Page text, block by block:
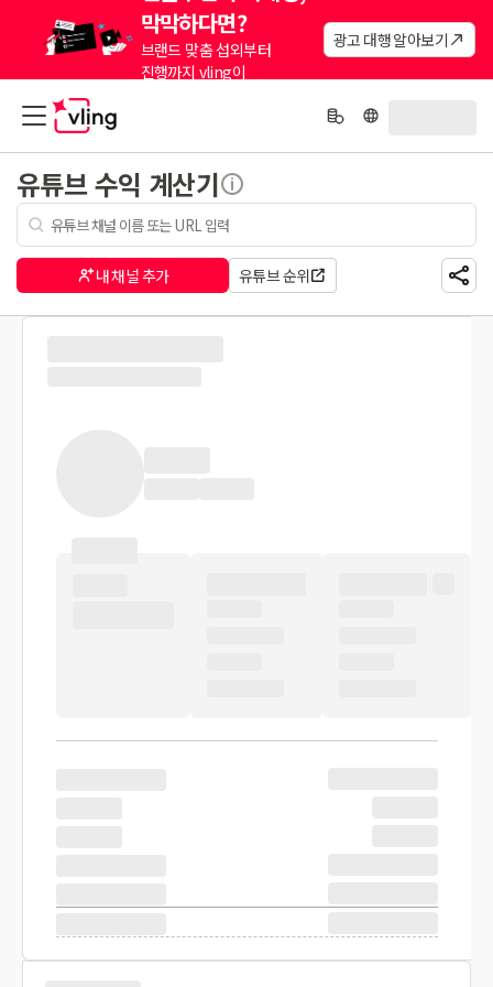
막막하다면?
브랜드 맞춤 섭외부터
진행까지 vling이
광고 대행 알아보기
유튜브 수익 계산기
내 채널 추가 유튜브 순위